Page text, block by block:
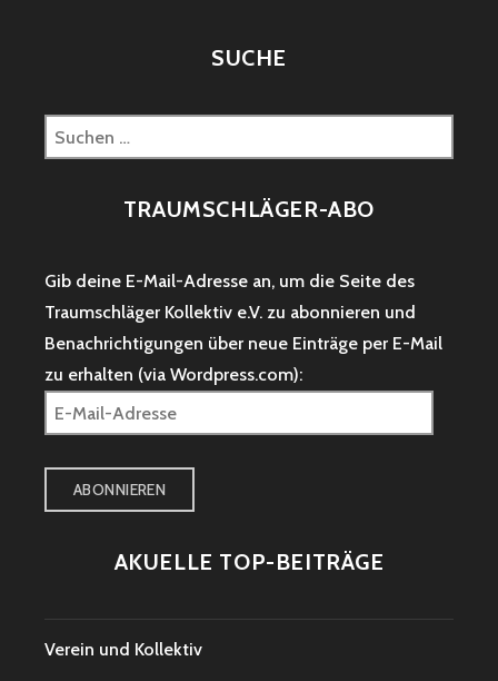
SUCHE
Suchen
nach:
TRAUMSCHLÄGER-ABO
Gib deine E-Mail-Adresse an, um die Seite des
Traumschläger Kollektiv e.V. zu abonnieren und
Benachrichtigungen über neue Einträge per E-Mail
zu erhalten (via Wordpress.com):
E-
Mail-
Adresse
ABONNIEREN
AKUELLE TOP-BEITRÄGE
Verein und Kollektiv